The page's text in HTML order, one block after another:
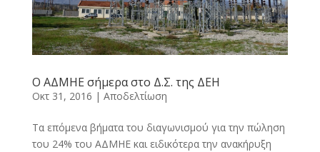
Ο ΑΔΜΗΕ σήμερα στο Δ.Σ. της ΔΕΗ
Οκτ 31, 2016 | Αποδελτίωση
Τα επόμενα βήματα του διαγωνισμού για την πώληση
του 24% του ΑΔΜΗΕ και ειδικότερα την ανακήρυξη